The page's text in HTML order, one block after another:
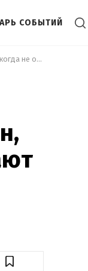
СОБЫТИЙ
Обладают железным характером: 4 имени женщин, которые никогда не обращают внимания на препятствия